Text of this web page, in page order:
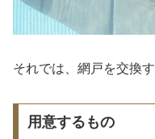
それでは、網戸を交換
用意するもの